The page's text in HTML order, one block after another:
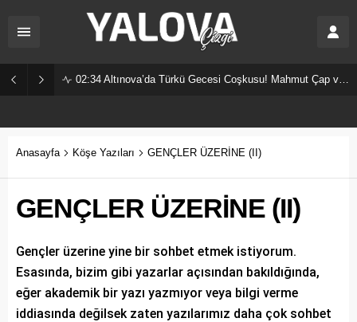
02:34 Altınova’da Türkü Gecesi Coşkusu! Mahmut Çap ve Ekibi Vatandaşları Buluşturdu
Anasayfa Köşe Yazıları GENÇLER ÜZERİNE (II)
GENÇLER ÜZERİNE (II)
Gençler üzerine yine bir sohbet etmek istiyorum.
Esasında, bizim gibi yazarlar açısından bakıldığında,
eğer akademik bir yazı yazmıyor veya bilgi verme
iddiasında değilsek zaten yazılarımız daha çok sohbet